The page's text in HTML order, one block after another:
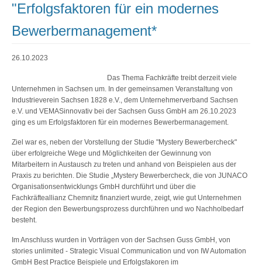
"Erfolgsfaktoren für ein modernes
Bewerbermanagement*
26.10.2023
Das Thema Fachkräfte treibt derzeit viele
Unternehmen in Sachsen um. In der gemeinsamen Veranstaltung von
Industrieverein Sachsen 1828 e.V., dem Unternehmerverband Sachsen
e.V. und VEMASinnovativ bei der Sachsen Guss GmbH am 26.10.2023
ging es um Erfolgsfaktoren für ein modernes Bewerbermanagement.
Ziel war es, neben der Vorstellung der Studie "Mystery Bewerbercheck"
über erfolgreiche Wege und Möglichkeiten der Gewinnung von
Mitarbeitern in Austausch zu treten und anhand von Beispielen aus der
Praxis zu berichten. Die Studie „Mystery Bewerbercheck, die von JUNACO
Organisationsentwicklungs GmbH durchführt und über die
Fachkräfteallianz Chemnitz finanziert wurde, zeigt, wie gut Unternehmen
der Region den Bewerbungsprozess durchführen und wo Nachholbedarf
besteht.
Im Anschluss wurden in Vorträgen von der Sachsen Guss GmbH, von
stories unlimited - Strategic Visual Communication und von IW Automation
GmbH Best Practice Beispiele und Erfolgsfakoren im